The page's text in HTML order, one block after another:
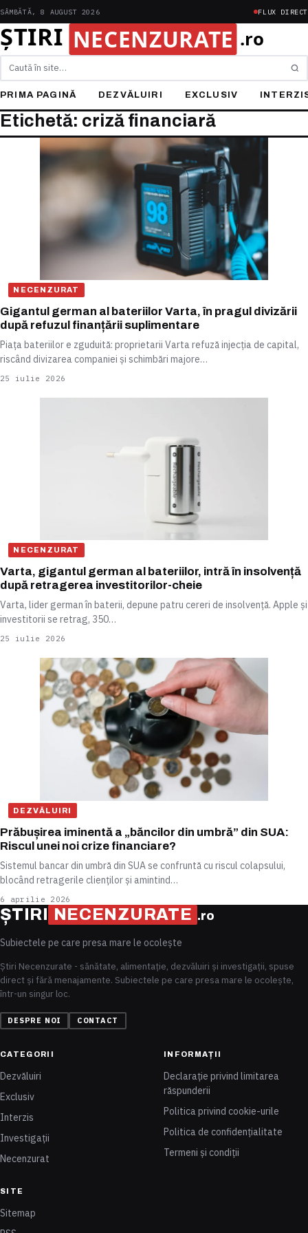
SÂMBĂTĂ, 8 AUGUST 2026 FLUX DIRECT
Caută
PRIMA PAGINĂ DEZVĂLUIRI EXCLUSIV
Etichetă: criză financiară
NECENZURAT
Gigantul german al bateriilor Varta, în pragul divizării
după refuzul finanțării suplimentare
Piața bateriilor e zguduită: proprietarii Varta refuză injecția de capital,
riscând divizarea companiei și schimbări majore…
25 iulie 2026
NECENZURAT
Varta, gigantul german al bateriilor, intră în insolvență
după retragerea investitorilor-cheie
Varta, lider german în baterii, depune patru cereri de insolvență. Apple și
investitorii se retrag, 350…
25 iulie 2026
DEZVĂLUIRI
Prăbușirea iminentă a „băncilor din umbră” din SUA:
Riscul unei noi crize financiare?
Sistemul bancar din umbră din SUA se confruntă cu riscul colapsului,
blocând retragerile clienților și amintind…
6 aprilie 2026
ȘTIRI NECENZURATE .ro
Subiectele pe care presa mare le ocolește
Știri Necenzurate - sănătate, alimentație, dezvăluiri și investigații, spuse
direct și fără menajamente. Subiectele pe care presa mare le ocolește,
într-un singur loc.
DESPRE NOI CONTACT
CATEGORII
Dezvăluiri
Exclusiv
Interzis
Investigații
Necenzurat
INFORMAȚII
Declarație privind limitarea
răspunderii
Politica privind cookie-urile
Politica de confidențialitate
Termeni și condiții
SITE
Sitemap